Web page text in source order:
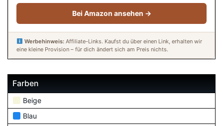
Bei Amazon ansehen →
Werbehinweis:Affiliate-Links. Kaufst du über einen Link, erhalten wir
eine kleine Provision – für dich ändert sich am Preis nichts.
Farben
Beige
Blau